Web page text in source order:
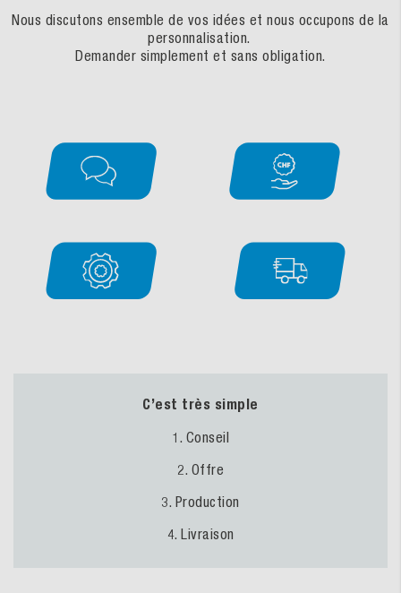
Nous discutons ensemble de vos idées et nous occupons de la
personnalisation.
Demander simplement et sans obligation.
C’est très simple
1. Conseil
2. Offre
3. Production
4. Livraison